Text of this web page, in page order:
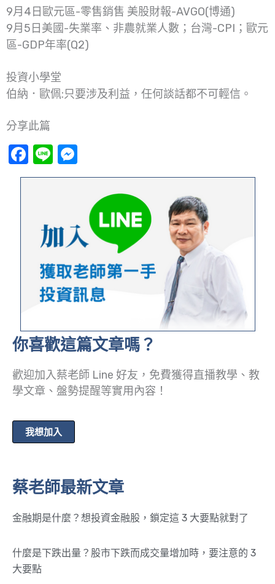
9月4日歐元區-零售銷售 美股財報-AVGO(博通)
9月5日美國-失業率、非農就業人數；台灣-CPI；歐元
區-GDP年率(Q2)
投資小學堂
伯納．歐佩:只要涉及利益，任何談話都不可輕信。
分享此篇
Facebook
Line
你喜歡這篇文章嗎？
歡迎加入蔡老師 Line 好友，免費獲得直播教學、教
學文章、盤勢提醒等實用內容！
我想加入
蔡老師最新文章
金融期是什麼？想投資金融股，鎖定這 3 大要點就對了
什麼是下跌出量？股市下跌而成交量增加時，要注意的 3
大要點